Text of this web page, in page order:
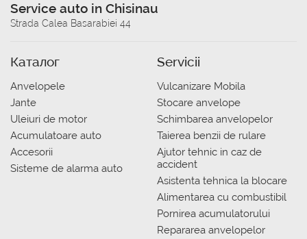
Service auto in Chisinau
Strada Calea Basarabiei 44
Каталог
Anvelopele
Jante
Uleiuri de motor
Acumulatoare auto
Accesorii
Sisteme de alarma auto
Servicii
Vulcanizare Mobila
Stocare anvelope
Schimbarea anvelopelor
Taierea benzii de rulare
Ajutor tehnic in caz de
accident
Asistenta tehnica la blocare
Alimentarea cu combustibil
Pornirea acumulatorului
Repararea anvelopelor